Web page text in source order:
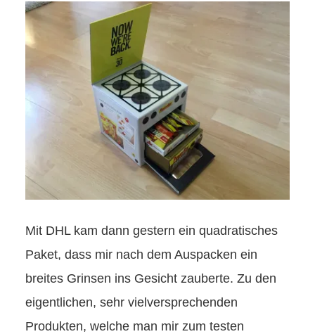
Mit DHL kam dann gestern ein quadratisches
Paket, dass mir nach dem Auspacken ein
breites Grinsen ins Gesicht zauberte. Zu den
eigentlichen, sehr vielversprechenden
Produkten, welche man mir zum testen